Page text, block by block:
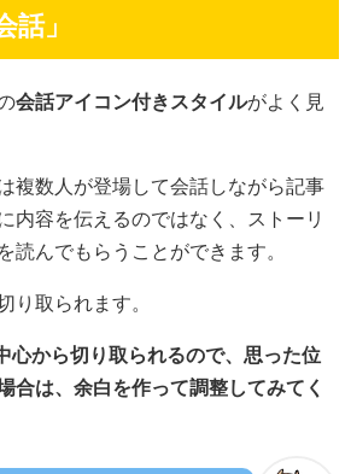
話」
会話アイコン付きスタイルがよく見
複数人が登場して会話しながら記事
内容を伝えるのではなく、ストーリ
読んでもらうことができます。
り取られます。
心から切り取られるので、思った位
合は、余白を作って調整してみてく